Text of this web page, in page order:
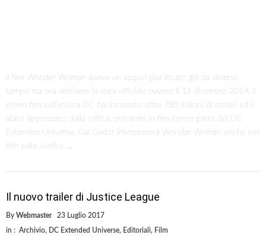
Il film Wonder Woman aveva un sequel pianificato già da diverso
tempo ma ora abbiamo la data ufficiale ovvero il 13 dicembre 2019. Il
primo film sull’eroina DC ha incassato oltre 780 milioni di dollari ed è
stato apprezzato dalla critica, entrambi in film fanno parte del DC
Extended Universe. Gal Gadot interpreterà Wonder Woman anche nel
film sulla Justice …
Il nuovo trailer di Justice League
By Webmaster 23 Luglio 2017
in : Archivio, DC Extended Universe, Editoriali, Film